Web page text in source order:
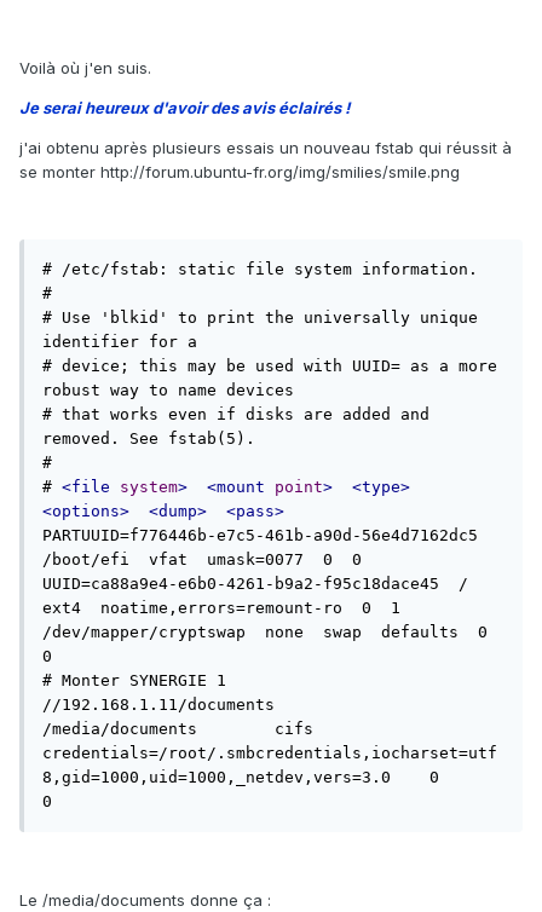
Voilà où j'en suis.
Je serai heureux d'avoir des avis éclairés !
j'ai obtenu après plusieurs essais un nouveau fstab qui réussit à
se monter http://forum.ubuntu-fr.org/img/smilies/smile.png
# /etc/fstab: static file system information.
#
# Use 'blkid' to print the universally unique
identifier for a
# device; this may be used with UUID= as a more
robust way to name devices
# that works even if disks are added and
removed. See fstab(5).
#
# <file system> <mount point>
<type>
<options>
<dump>
<pass>
PARTUUID=f776446b-e7c5-461b-a90d-56e4d7162dc5
/boot/efi  vfat  umask=0077  0  0
UUID=ca88a9e4-e6b0-4261-b9a2-f95c18dace45  /
ext4  noatime,errors=remount-ro  0  1
/dev/mapper/cryptswap  none  swap  defaults  0
0
# Monter SYNERGIE 1
//192.168.1.11/documents
/media/documents	cifs
credentials=/root/.smbcredentials,iocharset=utf
8,gid=1000,uid=1000,_netdev,vers=3.0	0
0
Le /media/documents donne ça :